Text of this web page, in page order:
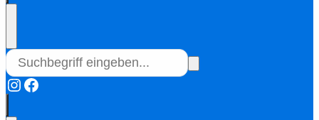
Instagram
Facebook